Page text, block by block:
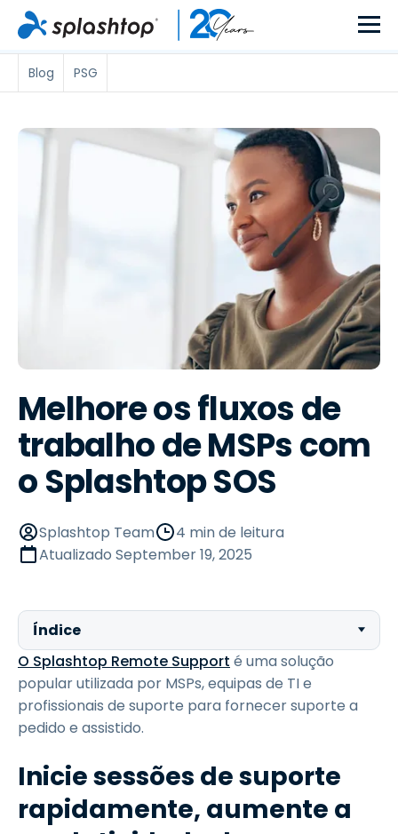
Blog PSG
Melhore os fluxos de
trabalho de MSPs com
o Splashtop SOS
Splashtop Team
4 min de leitura
Atualizado September 19, 2025
Índice
O Splashtop Remote Support é uma solução
popular utilizada por MSPs, equipas de TI e
profissionais de suporte para fornecer suporte a
pedido e assistido.
Inicie sessões de suporte
rapidamente, aumente a